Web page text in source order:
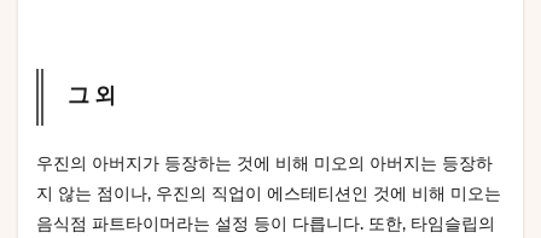
그 외
우진의 아버지가 등장하는 것에 비해 미오의 아버지는 등장하
지 않는 점이나, 우진의 직업이 에스테티션인 것에 비해 미오는
음식점 파트타이머라는 설정 등이 다릅니다. 또한, 타임슬립의